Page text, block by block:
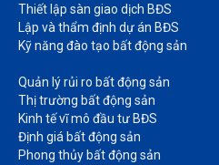
Thiết lập sàn giao dịch BĐS​
Lập và thẩm định dự án BĐS​
Kỹ năng đào tạo bất động sản​
Quản lý rủi ro bất động sản​
Thị trường bất động sản​
Kinh tế vĩ mô đầu tư BĐS​
Định giá bất động sản​
Phong thủy bất động sản​